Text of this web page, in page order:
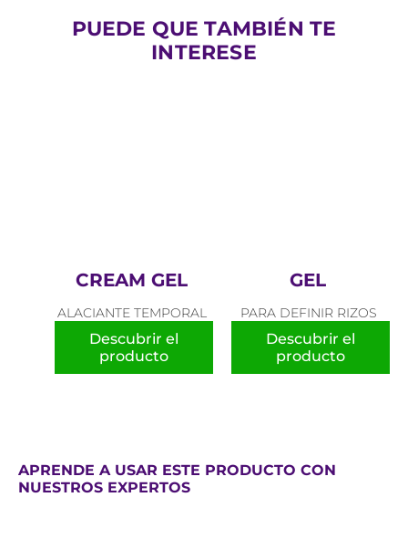
PUEDE QUE TAMBIÉN TE
INTERESE
CREAM GEL
ALACIANTE TEMPORAL
Descubrir el
producto
GEL
PARA DEFINIR RIZOS
Descubrir el
producto
APRENDE A USAR ESTE PRODUCTO CON
NUESTROS EXPERTOS